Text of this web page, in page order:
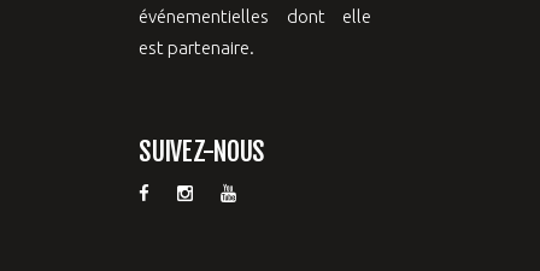
événementielles dont elle
est partenaire.
SUIVEZ-NOUS